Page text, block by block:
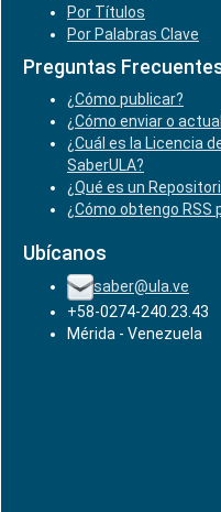
Por Títulos
Por Palabras Clave
Preguntas
¿Cómo publicar?
¿Cómo enviar o
¿Cuál es la Licencia
SaberULA?
¿Qué es un
¿Cómo obtengo
Ubícanos
saber@ula.ve
+58-0274-240.23.43
Mérida - Venezuela